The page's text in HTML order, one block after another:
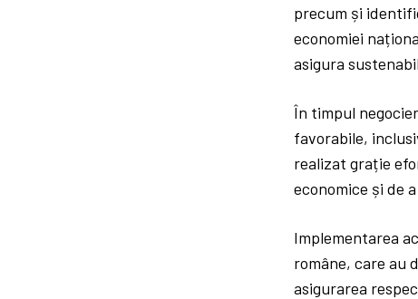
precum și
economiei
asigura
În timpul
favorabile,
realizat grație
economice și de
Implementarea
române, care au
asigurarea